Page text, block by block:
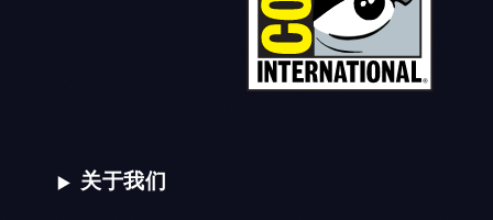
关于我们